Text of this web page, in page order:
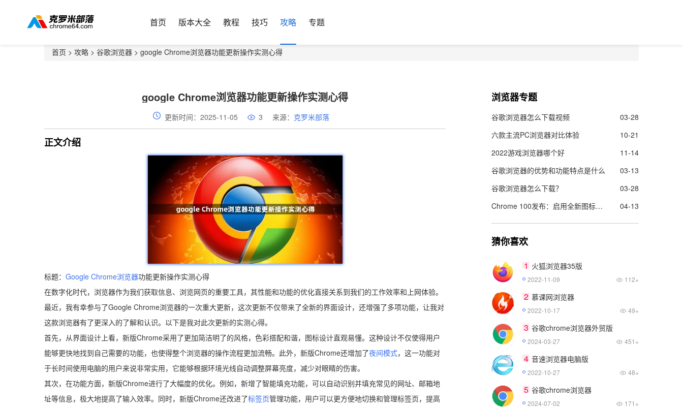
首页 版本大全 教程 技巧 攻略 专题
首页 > 攻略 > 谷歌浏览器 > google Chrome浏览器功能更新操作实测心得
google Chrome浏览器功能更新操作实测心得
更新时间：2025-11-05 3 来源： 克罗米部落
正文介绍
标题： Google Chrome浏览器功能更新操作实测心得
在数字化时代，浏览器作为我们获取信息、浏览网页的重要工具，其性能和功能的优化直接关系到我们的工作效率和上网体验。
最近，我有幸参与了Google Chrome浏览器的一次重大更新，这次更新不仅带来了全新的界面设计，还增强了多项功能，让我对
这款浏览器有了更深入的了解和认识。以下是我对此次更新的实测心得。
首先，从界面设计上看，新版Chrome采用了更加简洁明了的风格，色彩搭配和谐，图标设计直观易懂。这种设计不仅使得用户
能够更快地找到自己需要的功能，也使得整个浏览器的操作流程更加流畅。此外，新版Chrome还增加了夜间模式，这一功能对
于长时间使用电脑的用户来说非常实用，它能够根据环境光线自动调整屏幕亮度，减少对眼睛的伤害。
其次，在功能方面，新版Chrome进行了大幅度的优化。例如，新增了智能填充功能，可以自动识别并填充常见的网址、邮箱地
址等信息，极大地提高了输入效率。同时，新版Chrome还改进了标签页管理功能，用户可以更方便地切换和管理标签页，提高
浏览器专题
谷歌浏览器怎么下载视频
03-28
六款主流PC浏览器对比体验
10-21
2022游戏浏览器哪个好
11-14
谷歌浏览器的优势和功能特点是什么
03-13
谷歌浏览器怎么下载？
03-28
Chrome 100发布：启用全新图标，修复28个安全漏洞
04-13
猜你喜欢
1 火狐浏览器35版
2022-11-09 112+
2 慕课网浏览器
2022-10-17 49+
3 谷歌chrome浏览器外贸版
2024-03-27 451+
4 音速浏览器电脑版
2022-10-27 48+
5 谷歌chrome浏览器
2024-07-02 171+